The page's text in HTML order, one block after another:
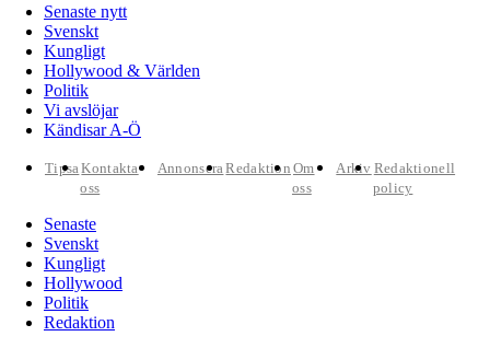
Senaste nytt
Svenskt
Kungligt
Hollywood & Världen
Politik
Vi avslöjar
Kändisar A-Ö
TipsaKontakta
oss
AnnonseraRedaktion Om
oss
Arkiv Redaktionell
policy
Senaste
Svenskt
Kungligt
Hollywood
Politik
Redaktion